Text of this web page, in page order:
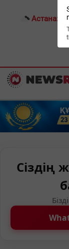
Астана:
Сіздің